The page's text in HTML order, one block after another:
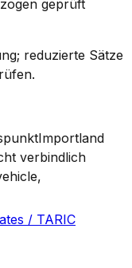
geprüft
reduzierte Sätze
Importland
verbindlich
/ TARIC